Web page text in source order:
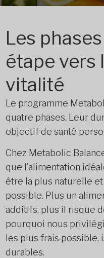
Les
étape vers
vitalité
Le programme
quatre phases. Leur
objectif de santé
Chez Metabolic
que l’alimentation
être la plus naturelle
possible. Plus un
additifs, plus il risque
pourquoi nous
les plus frais possible,
durables.